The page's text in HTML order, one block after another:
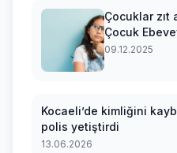
Çocuklar zıt
Çocuk
öğreniyor
09.12.2025
Kocaeli’de kimliğini
polis yetiştirdi
13.06.2026